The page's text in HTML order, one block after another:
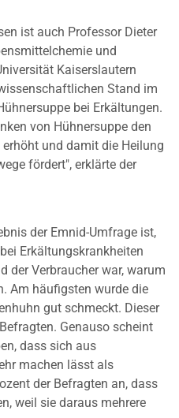
ist auch Professor Dieter
und
Kaiserslautern
Stand im
bei Erkältungen.
von Hühnersuppe den
und damit die Heilung
fördert", erklärte der
der Emnid-Umfrage ist,
Erkältungskrankheiten
der Verbraucher war, warum
Am häufigsten wurde die
gut schmeckt. Dieser
Genauso scheint
dass sich aus
machen lässt als
der Befragten an, dass
weil sie daraus mehrere